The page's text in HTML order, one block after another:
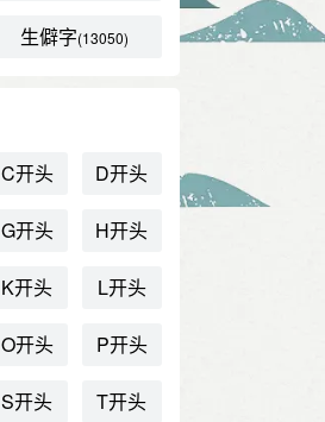
生僻字(13050)
C开头 D开头
G开头 H开头
K开头 L开头
O开头 P开头
S开头 T开头